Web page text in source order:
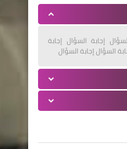
إجابة السؤال إجابة
السؤال إجابة السؤال